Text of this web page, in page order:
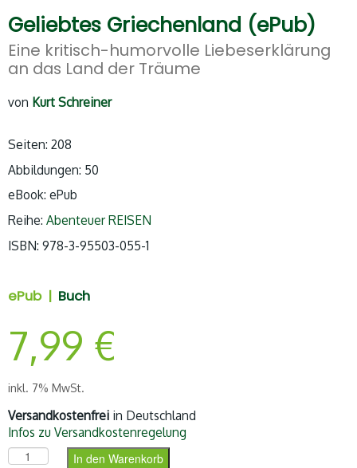
Geliebtes Griechenland (ePub)
Eine kritisch-humorvolle Liebeserklärung
an das Land der Träume
von Kurt Schreiner
Seiten: 208
Abbildungen: 50
eBook: ePub
Reihe: Abenteuer REISEN
ISBN: 978-3-95503-055-1
ePub | Buch
7,99 €
inkl. 7% MwSt.
Versandkostenfrei in Deutschland
Infos zu Versandkostenregelung
Geliebtes Griechenland (ePub) Menge
In den Warenkorb